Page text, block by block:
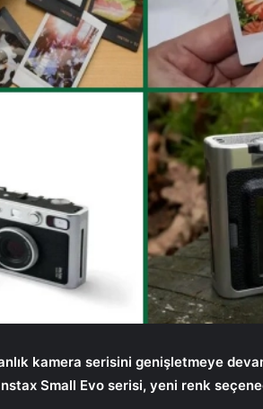
kamera serisini genişletmeye
Small Evo serisi, yeni renk